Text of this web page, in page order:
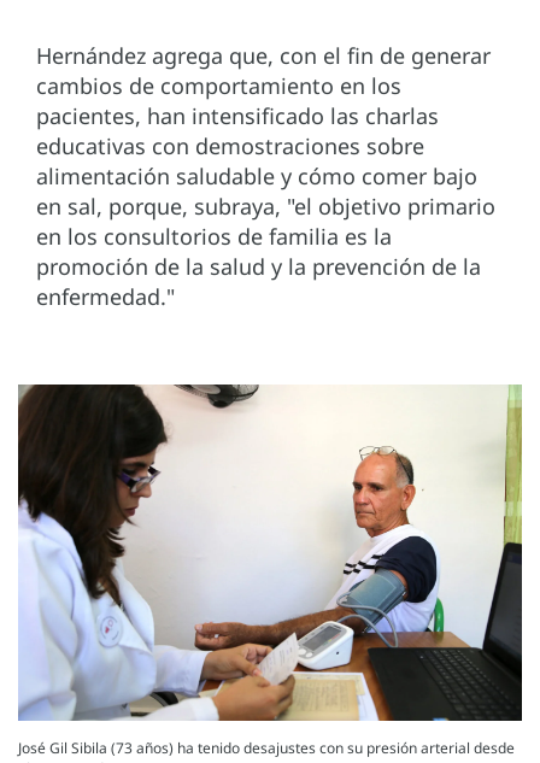
Hernández agrega que, con el fin de generar
cambios de comportamiento en los
pacientes, han intensificado las charlas
educativas con demostraciones sobre
alimentación saludable y cómo comer bajo
en sal, porque, subraya, "el objetivo primario
en los consultorios de familia es la
promoción de la salud y la prevención de la
enfermedad."
José Gil Sibila (73 años) ha tenido desajustes con su presión arterial desde